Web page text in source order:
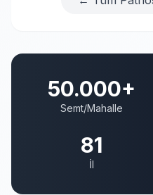
50.000+
Semt/Mahalle
81
İl